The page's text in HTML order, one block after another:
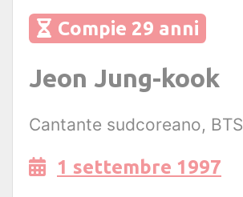
Compie 29 anni
Jeon Jung-kook
Cantante sudcoreano, BTS
1 settembre 1997